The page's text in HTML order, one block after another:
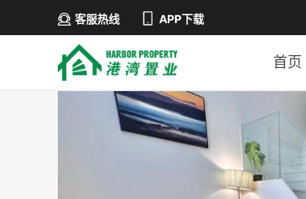
客服热线 APP下载
首页